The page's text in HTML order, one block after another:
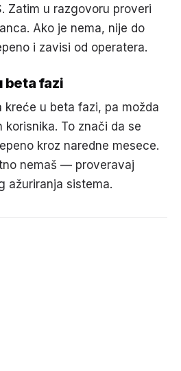
Zatim u razgovoru proveri
Ako je nema, nije do
i zavisi od operatera.
beta fazi
kreće u beta fazi, pa možda
To znači da se
kroz naredne mesece.
nemaš — proveravaj
ažuriranja sistema.